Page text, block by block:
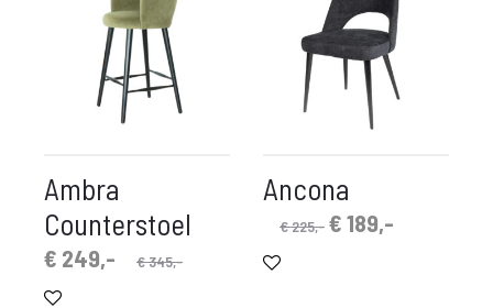
Ambra
Counterstoel
€345,-
€ 249,-
prijs
Ancona
€225,- Oorspronkelijke
€189,-